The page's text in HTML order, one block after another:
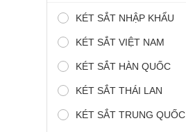
KÉT SẮT NHẬP KHẨU
KÉT SẮT VIỆT NAM
KÉT SẮT HÀN QUỐC
KÉT SẮT THÁI LAN
KÉT SẮT TRUNG QUỐC